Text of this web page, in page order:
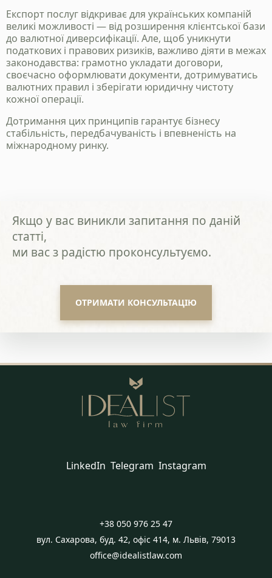
Експорт послуг відкриває для українських компаній
великі можливості — від розширення клієнтської бази
до валютної диверсифікації. Але, щоб уникнути
податкових і правових ризиків, важливо діяти в межах
законодавства: грамотно укладати договори,
своєчасно оформлювати документи, дотримуватись
валютних правил і зберігати юридичну чистоту
кожної операції.
Дотримання цих принципів гарантує бізнесу
стабільність, передбачуваність і впевненість на
міжнародному ринку.
Якщо у вас виникли запитання по даній
статті,
ми вас з радістю проконсультуємо.
ОТРИМАТИ КОНСУЛЬТАЦІЮ
LinkedIn Telegram Instagram
+38 050 976 25 47
вул. Сахарова, буд. 42, офіс 414, м. Львів, 79013
office@idealistlaw.com